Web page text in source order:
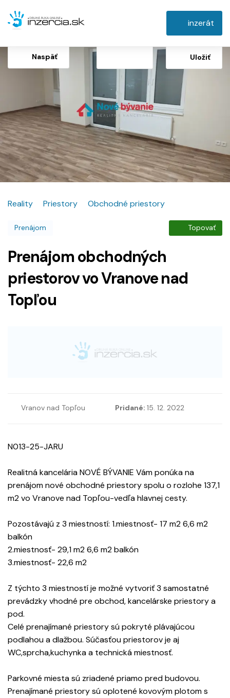
inzerát
Naspäť Uložiť
Reality Priestory Obchodné priestory
Prenájom Topovať
Prenájom obchodných
priestorov vo Vranove nad
Topľou
Vranov nad Topľou Pridané: 15. 12. 2022
N013-25-JARU
Realitná kancelária NOVÉ BÝVANIE Vám ponúka na
prenájom nové obchodné priestory spolu o rozlohe 137,1
m2 vo Vranove nad Topľou-vedľa hlavnej cesty.
Pozostávajú z 3 miestností: 1.miestnosť- 17 m2 6,6 m2
balkón
2.miestnosť- 29,1 m2 6,6 m2 balkón
3.miestnosť- 22,6 m2
Z týchto 3 miestností je možné vytvoriť 3 samostatné
prevádzky vhodné pre obchod, kancelárske priestory a
pod.
Celé prenajímané priestory sú pokryté plávajúcou
podlahou a dlažbou. Súčasťou priestorov je aj
WC,sprcha,kuchynka a technická miestnosť.
Parkovné miesta sú zriadené priamo pred budovou.
Prenajímané priestory sú oplotené kovovým plotom s